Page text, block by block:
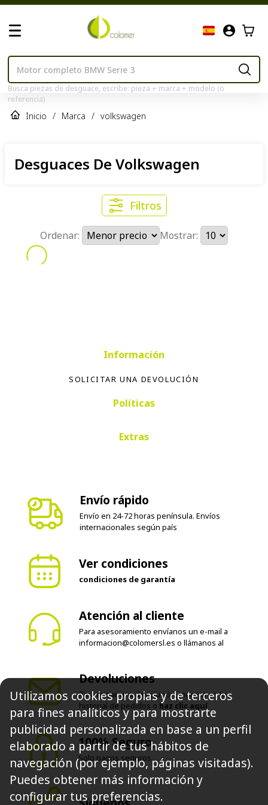
Busca piezas de desguace, escribe: pieza + marca + modelo (o
referencia)
Inicio / Marca / volkswagen
Desguaces De Volkswagen
Filtros
Ordenar: Mostrar:
Información
SOLICITAR UNA DEVOLUCIÓN
Políticas
Extras
Envío rápido
Envío en 24-72 horas península. Envíos
internacionales según país
Ver condiciones
condiciones de garantía
Atención al cliente
Para asesoramiento envíanos un e-mail a
informacion@colomersl.es o llámanos al
Devoluciones
Para iniciar una devolución, ingresa en tu
historial de pedidos o haz clic aquí
100% Seguro
Solo pagos seguros
Utilizamos cookies propias y de terceros
para fines analíticos y para mostrarte
publicidad personalizada en base a un perfil
elaborado a partir de tus hábitos de
navegación (por ejemplo, páginas visitadas).
Puedes obtener más información y
configurar tus preferencias.